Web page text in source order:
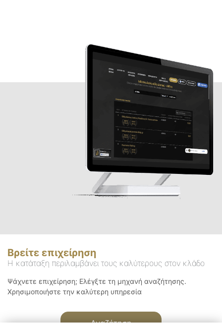
Βρείτε επιχείρηση
Η κατάταξη περιλαμβάνει τους καλύτερους στον κλάδο
Ψάχνετε επιχείρηση; Ελέγξτε τη μηχανή αναζήτησης.
Χρησιμοποιήστε την καλύτερη υπηρεσία